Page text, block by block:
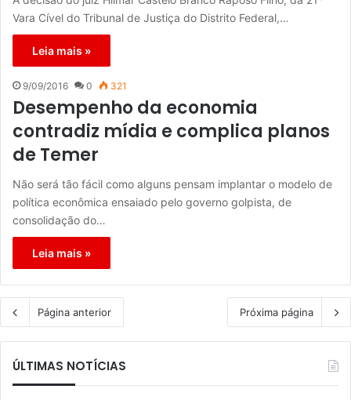
Vara Cível do Tribunal de Justiça do Distrito Federal,…
Leia mais »
9/09/2016 0 321
Desempenho da economia
contradiz mídia e complica planos
de Temer
Não será tão fácil como alguns pensam implantar o modelo de
política econômica ensaiado pelo governo golpista, de
consolidação do…
Leia mais »
Página anterior Próxima página
ÚLTIMAS NOTÍCIAS